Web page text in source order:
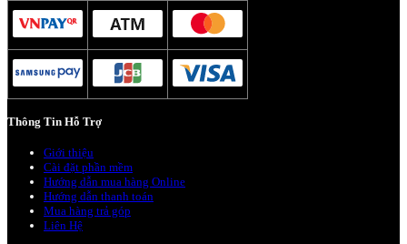
Thông Tin Hỗ Trợ
Giới thiệu
Cài đặt phần mềm
Hướng dẫn mua hàng Online
Hướng dẫn thanh toán
Mua hàng trả góp
Liên Hệ